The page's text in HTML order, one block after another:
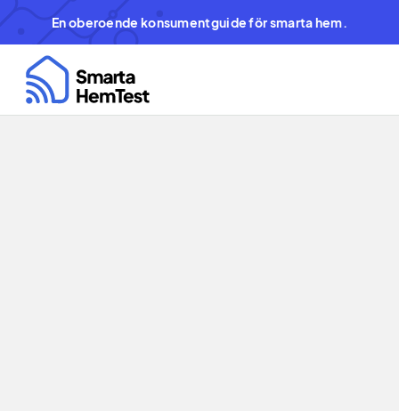
En oberoende konsumentguide för smarta hem.